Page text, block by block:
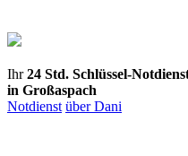
zum
Inhalt
Ihr24 Std. Schlüssel-
in Großaspach
Notdienst über Dani